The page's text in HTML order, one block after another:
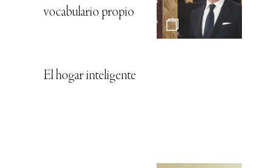
vocabulario propio
El hogar inteligente